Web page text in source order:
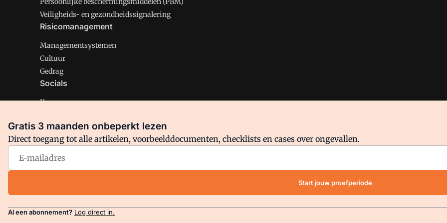
Veiligheids- en gezondheidssignalering
Risicomanagement
Managementsystemen
Cultuur
Gedrag
Socials
X
Facebook
Arbo is onderdeel van VMN media. Lees inons manifestwaar VMN media voor staat. Op gebruik van deze site zijn de
Gratis 3 maanden onbeperkt lezen
Direct toegang tot alle artikelen, voorbeelddocumenten, checklists en cases over ongevallen.
Start jouw proefperiode
Al een abonnement? Log direct in.